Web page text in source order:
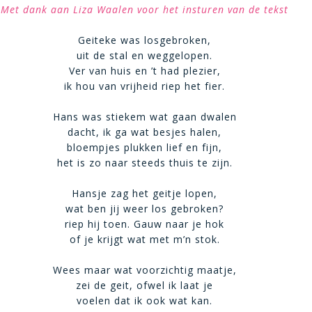
Met dank aan Liza Waalen voor het insturen van de tekst
Geiteke was losgebroken,
uit de stal en weggelopen.
Ver van huis en ’t had plezier,
ik hou van vrijheid riep het fier.
Hans was stiekem wat gaan dwalen
dacht, ik ga wat besjes halen,
bloempjes plukken lief en fijn,
het is zo naar steeds thuis te zijn.
Hansje zag het geitje lopen,
wat ben jij weer los gebroken?
riep hij toen. Gauw naar je hok
of je krijgt wat met m’n stok.
Wees maar wat voorzichtig maatje,
zei de geit, ofwel ik laat je
voelen dat ik ook wat kan.